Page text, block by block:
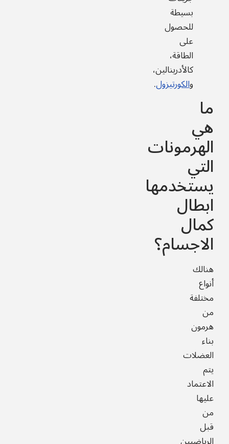
بسيطة
للحصول
على
الطاقة،
كالأدرينالين،
والكورتيزول.
ما
هي
الهرمونات
التي
يستخدمها
ابطال
كمال
الاجسام؟
هنالك
أنواع
مختلفة
من
هرمون
بناء
العضلات
يتم
الاعتماد
عليها
من
قبل